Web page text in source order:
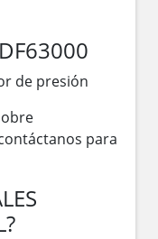
de presión
para